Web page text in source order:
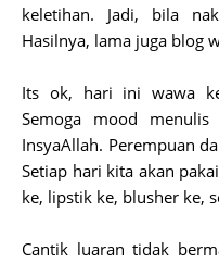
keletihan. Jadi, bila
Hasilnya, lama juga blog
Its ok, hari ini wawa
Semoga mood
InsyaAllah. Perempuan
Setiap hari kita akan
ke, lipstik ke, blusher ke,
Cantik luaran tidak